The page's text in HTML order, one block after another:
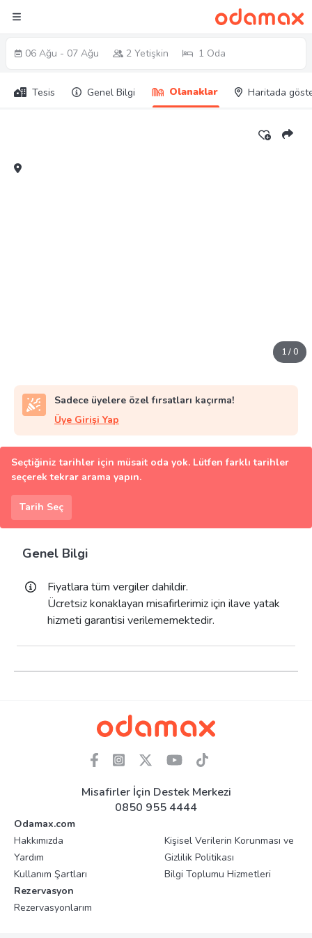
06 Ağu - 07 Ağu 2 Yetişkin 1 Oda
Tesis Genel Bilgi Olanaklar Haritada
1/0
Sadece üyelere özel fırsatları kaçırma!
Üye Girişi Yap
Seçtiğiniz tarihler için müsait oda yok. Lütfen farklı tarihler
seçerek tekrar arama yapın.
Tarih Seç
Genel Bilgi
Fiyatlara tüm vergiler dahildir.
Ücretsiz konaklayan misafirlerimiz için ilave yatak
hizmeti garantisi verilememektedir.
Misafirler İçin Destek Merkezi
0850 955 4444
Odamax.com
Hakkımızda
Yardım
Kullanım Şartları
Kişisel Verilerin Korunması ve
Gizlilik Politikası
Bilgi Toplumu Hizmetleri
Rezervasyon
Rezervasyonlarım